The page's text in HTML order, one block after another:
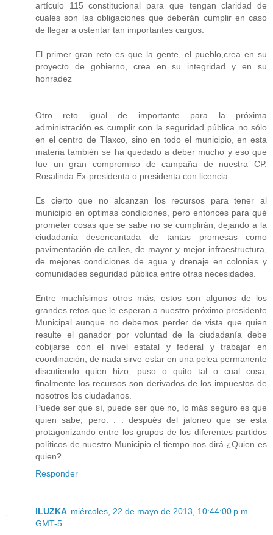
artículo 115 constitucional para que tengan claridad de
cuales son las obligaciones que deberán cumplir en caso
de llegar a ostentar tan importantes cargos.
El primer gran reto es que la gente, el pueblo,crea en su
proyecto de gobierno, crea en su integridad y en su
honradez
Otro reto igual de importante para la próxima
administración es cumplir con la seguridad pública no sólo
en el centro de Tlaxco, sino en todo el municipio, en esta
materia también se ha quedado a deber mucho y eso que
fue un gran compromiso de campaña de nuestra CP.
Rosalinda Ex-presidenta o presidenta con licencia.
Es cierto que no alcanzan los recursos para tener al
municipio en optimas condiciones, pero entonces para qué
prometer cosas que se sabe no se cumplirán, dejando a la
ciudadanía desencantada de tantas promesas como
pavimentación de calles, de mayor y mejor infraestructura,
de mejores condiciones de agua y drenaje en colonias y
comunidades seguridad pública entre otras necesidades.
Entre muchísimos otros más, estos son algunos de los
grandes retos que le esperan a nuestro próximo presidente
Municipal aunque no debemos perder de vista que quien
resulte el ganador por voluntad de la ciudadanía debe
cobijarse con el nivel estatal y federal y trabajar en
coordinación, de nada sirve estar en una pelea permanente
discutiendo quien hizo, puso o quito tal o cual cosa,
finalmente los recursos son derivados de los impuestos de
nosotros los ciudadanos.
Puede ser que sí, puede ser que no, lo más seguro es que
quien sabe, pero. . . después del jaloneo que se esta
protagonizando entre los grupos de los diferentes partidos
políticos de nuestro Municipio el tiempo nos dirá ¿Quien es
quien?
Responder
ILUZKA miércoles, 22 de mayo de 2013, 10:44:00 p.m.
GMT-5